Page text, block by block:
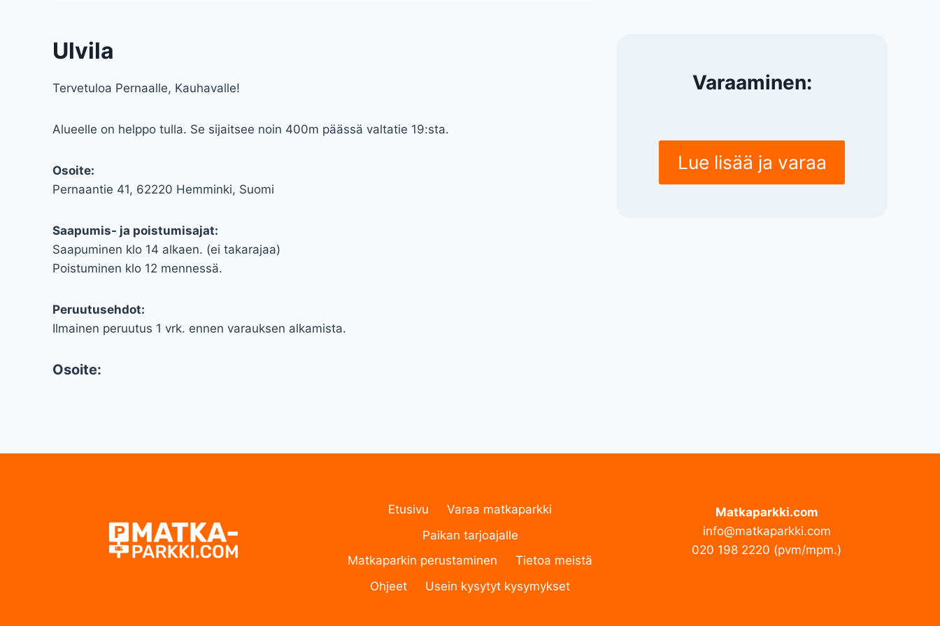
Ulvila
Tervetuloa Pernaalle, Kauhavalle!
Alueelle on helppo tulla. Se sijaitsee noin 400m päässä valtatie 19:sta.
Osoite:
Pernaantie 41, 62220 Hemminki, Suomi
Saapumis- ja poistumisajat:
Saapuminen klo 14 alkaen. (ei takarajaa)
Poistuminen klo 12 mennessä.
Peruutusehdot:
Ilmainen peruutus 1 vrk. ennen varauksen alkamista.
Osoite:
Varaaminen:
Lue lisää ja varaa
Etusivu
Varaa matkaparkki
Paikan tarjoajalle
Matkaparkin perustaminen
Tietoa meistä
Ohjeet
Usein kysytyt kysymykset
Matkaparkki.com
info@matkaparkki.com
020 198 2220 (pvm/mpm.)